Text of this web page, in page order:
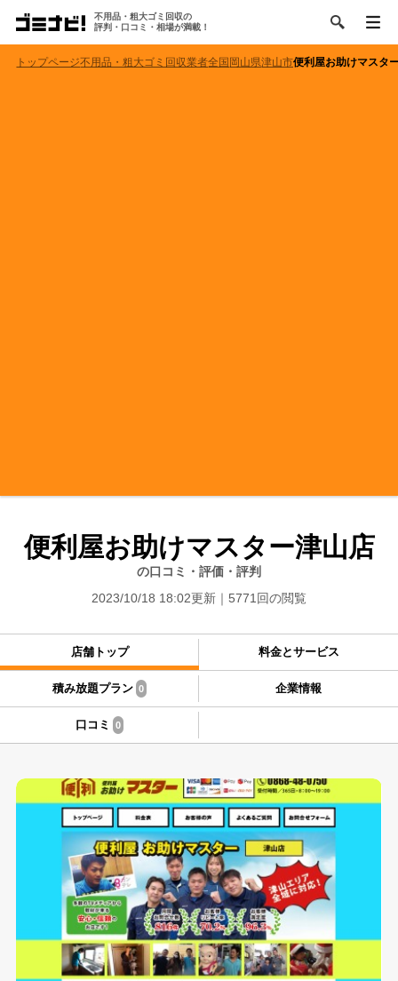
不用品・粗大ゴミ回収の
評判・口コミ・相場が満載！
トップページ不用品・粗大ゴミ回収業者全国 岡山県津山市便利屋お助けマスタ
便利屋お助けマスター津山店
の口コミ・評価・評判
2023/10/18 18:02更新
5771回の閲覧
店舗トップ 料金とサービス
積み放題プラン 0 企業情報
口コミ 0